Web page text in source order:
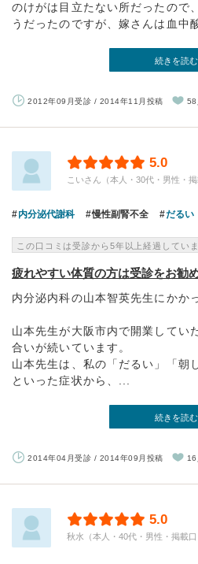
のけがは目立たない所だったので
うだったのですが、嫁さんは血中
続きを読む
2012年09月受診 / 2014年11月投稿 58
5.0
こいさん（本人・30代・男性・掲
内分泌代謝科 慢性副腎不全 だるい
この口コミは受診から5年以上経過していま
疲れやすい体質の方は受診をお勧
内分泌内科の山本智英先生にかか
山本先生が大阪市内で開業してい
合いが続いています。
山本先生は、私の「だるい」「朝
といった症状から、...
続きを読む
2014年04月受診 / 2014年09月投稿 16
5.0
秋水（本人・40代・男性・掲載口